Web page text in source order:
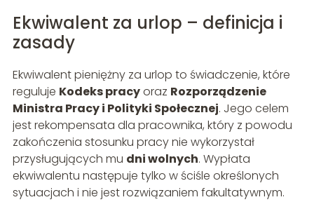
Ekwiwalent za urlop – definicja i
zasady
Ekwiwalent pieniężny za urlop to świadczenie, które
reguluje Kodeks pracyoraz Rozporządzenie
Ministra Pracy i Polityki Społecznej. Jego celem
jest rekompensata dla pracownika, który z powodu
zakończenia stosunku pracy nie wykorzystał
przysługujących mu dni wolnych. Wypłata
ekwiwalentu następuje tylko w ściśle określonych
sytuacjach i nie jest rozwiązaniem fakultatywnym.